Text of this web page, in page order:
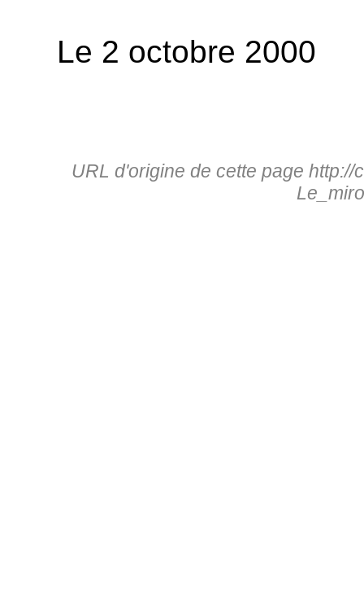
Le 2 octobre 2000
URL d'origine de cette page